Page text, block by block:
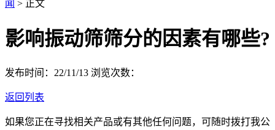
闻 > 正文
影响振动筛筛分的因素有哪些?
发布时间：22/11/13 浏览次数：
返回列表
如果您正在寻找相关产品或有其他任何问题，可随时拨打我公